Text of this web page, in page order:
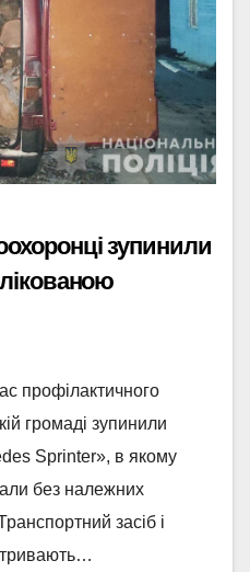
зупинили
профілактичного
громаді зупинили
Sprinter», в якому
без належних
засіб і
тривають…